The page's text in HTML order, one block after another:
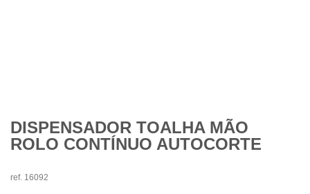
DISPENSADOR TOALHA MÃO
ROLO CONTÍNUO AUTOCORTE
ref. 16092